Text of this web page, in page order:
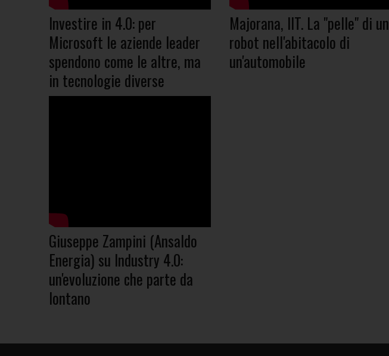
Investire in 4.0: per
Microsoft le aziende leader
spendono come le altre, ma
in tecnologie diverse
Majorana, IIT. La "pelle" di un
robot nell'abitacolo di
un'automobile
Giuseppe Zampini (Ansaldo
Energia) su Industry 4.0:
un'evoluzione che parte da
lontano